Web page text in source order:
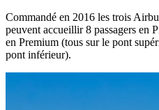
Commandé en 2016 les trois
peuvent accueillir 8 passagers en
en Premium (tous sur le pont
pont inférieur).